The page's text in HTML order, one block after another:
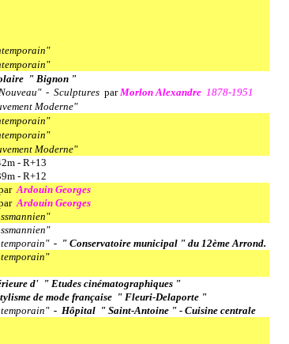
" Bignon "
- Sculptures parMorlon Alexandre 1878-1951
Moderne"
Moderne"
- R+13
- R+12
Ardouin Georges
Ardouin Georges
- " Conservatoire municipal " du 12ème Arrond.
d' " Etudes cinématographiques "
de mode française " Fleuri-Delaporte "
- Hôpital " Saint-Antoine " - Cuisine centrale